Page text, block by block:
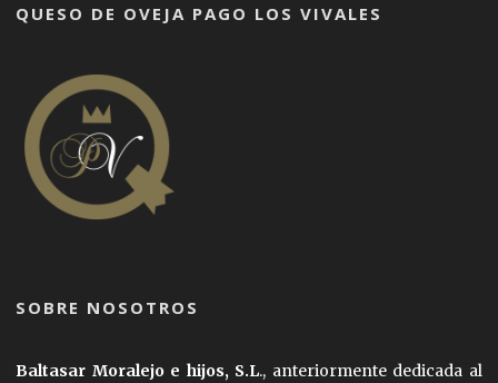
QUESO DE OVEJA PAGO LOS VIVALES
SOBRE NOSOTROS
Baltasar Moralejo e hijos, S.L., anteriormente dedicada al